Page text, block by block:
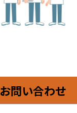
お問い合わせ